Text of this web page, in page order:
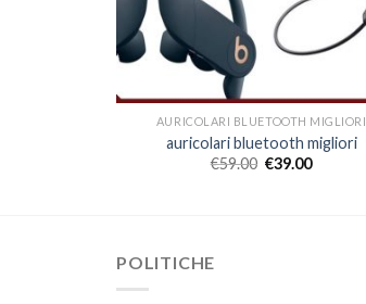
AURICOLARI BLUETOOTH MIGLIORI
auricolari bluetooth migliori
€59.00 €39.00
POLITICHE